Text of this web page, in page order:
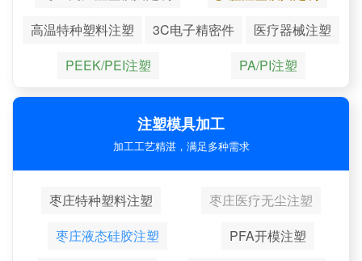
高温特种塑料注塑
3C电子精密件
医疗器械注塑
PEEK/PEI注塑
PA/PI注塑
注塑模具加工
加工工艺精湛，满足多种需求
枣庄特种塑料注塑
枣庄医疗无尘注塑
枣庄液态硅胶注塑
PFA开模注塑